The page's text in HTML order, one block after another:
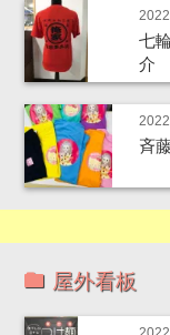
七
介
斉
屋外看板